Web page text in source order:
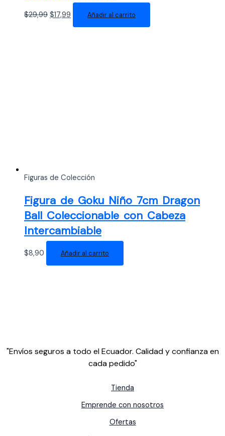
$29,99 El
$17,99
precio
Añadir al carrito
Figuras de Colección
Figura de Goku Niño 7cm Dragon
Ball Coleccionable con Cabeza
Intercambiable
$8,90 Añadir al carrito
"Envíos seguros a todo el Ecuador. Calidad y confianza en
cada pedido"
Tienda
Emprende con nosotros
Ofertas